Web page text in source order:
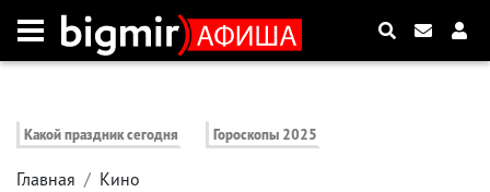
Какой праздник сегодня Гороскопы 2025
Главная Кино